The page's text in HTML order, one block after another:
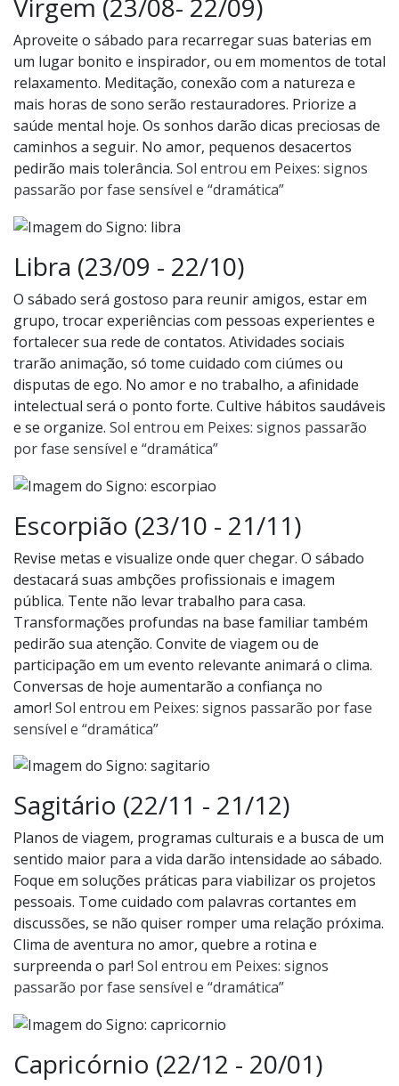
Virgem (23/08- 22/09)
Aproveite o sábado para recarregar suas baterias em
um lugar bonito e inspirador, ou em momentos de total
relaxamento. Meditação, conexão com a natureza e
mais horas de sono serão restauradores. Priorize a
saúde mental hoje. Os sonhos darão dicas preciosas de
caminhos a seguir. No amor, pequenos desacertos
pedirão mais tolerância. Sol entrou em Peixes: signos
passarão por fase sensível e “dramática”
Libra (23/09 - 22/10)
O sábado será gostoso para reunir amigos, estar em
grupo, trocar experiências com pessoas experientes e
fortalecer sua rede de contatos. Atividades sociais
trarão animação, só tome cuidado com ciúmes ou
disputas de ego. No amor e no trabalho, a afinidade
intelectual será o ponto forte. Cultive hábitos saudáveis
e se organize. Sol entrou em Peixes: signos passarão
por fase sensível e “dramática”
Escorpião (23/10 - 21/11)
Revise metas e visualize onde quer chegar. O sábado
destacará suas ambções profissionais e imagem
pública. Tente não levar trabalho para casa.
Transformações profundas na base familiar também
pedirão sua atenção. Convite de viagem ou de
participação em um evento relevante animará o clima.
Conversas de hoje aumentarão a confiança no
amor! Sol entrou em Peixes: signos passarão por fase
sensível e “dramática”
Sagitário (22/11 - 21/12)
Planos de viagem, programas culturais e a busca de um
sentido maior para a vida darão intensidade ao sábado.
Foque em soluções práticas para viabilizar os projetos
pessoais. Tome cuidado com palavras cortantes em
discussões, se não quiser romper uma relação próxima.
Clima de aventura no amor, quebre a rotina e
surpreenda o par! Sol entrou em Peixes: signos
passarão por fase sensível e “dramática”
Capricórnio (22/12 - 20/01)